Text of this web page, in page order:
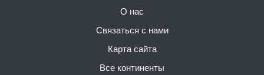
О нас
Связаться с нами
Карта сайта
Все континенты